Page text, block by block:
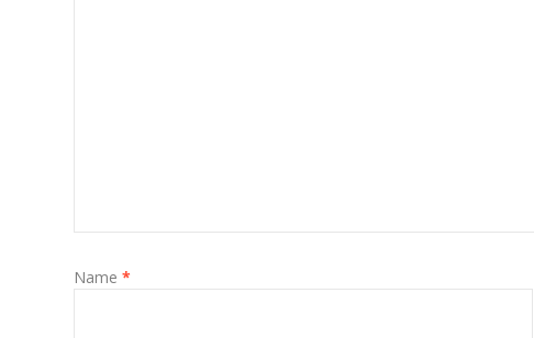
Name *